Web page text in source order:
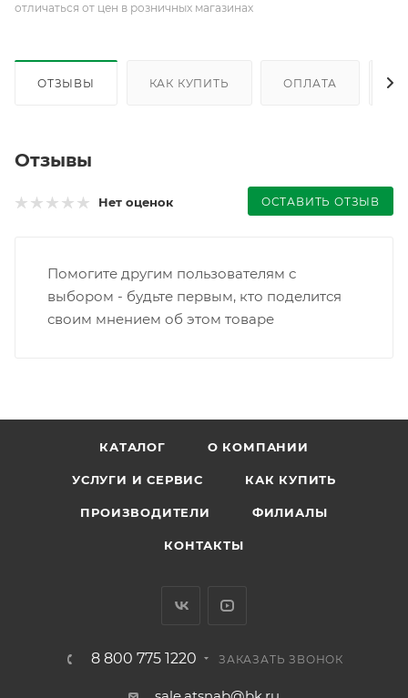
отличаться от цен в розничных магазинах
ОТЗЫВЫ КАК КУПИТЬ ОПЛАТА
Отзывы
Нет оценок ОСТАВИТЬ ОТЗЫВ
Помогите другим пользователям с
выбором - будьте первым, кто поделится
своим мнением об этом товаре
КАТАЛОГ О КОМПАНИИ
УСЛУГИ И СЕРВИС КАК КУПИТЬ
ПРОИЗВОДИТЕЛИ ФИЛИАЛЫ
КОНТАКТЫ
8 800 775 1220 ЗАКАЗАТЬ ЗВОНОК